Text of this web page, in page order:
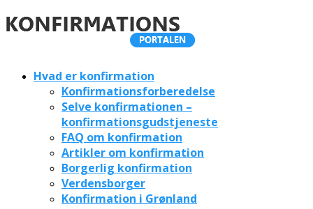
Hvad er konfirmation
Konfirmationsforberedelse
Selve konfirmationen –
konfirmationsgudstjeneste
FAQ om konfirmation
Artikler om konfirmation
Borgerlig konfirmation
Verdensborger
Konfirmation i Grønland